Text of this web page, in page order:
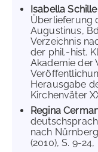
Isabella
Überlieferung
Augustinus,
Verzeichnis
der phil.-hist.
Akademie der
Herausgabe
Kirchenväter
Regina
nach
(2010), S. 9-